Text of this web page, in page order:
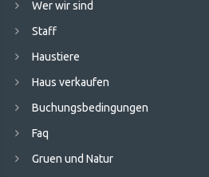
Wer wir sind
Staff
Haustiere
Haus verkaufen
Buchungsbedingungen
Faq
Gruen und Natur